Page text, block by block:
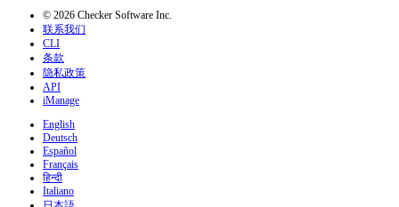
© 2026 Checker Software Inc.
联系我们
CLI
条款
隐私政策
API
iManage
English
Deutsch
Español
Français
हिन्दी
Italiano